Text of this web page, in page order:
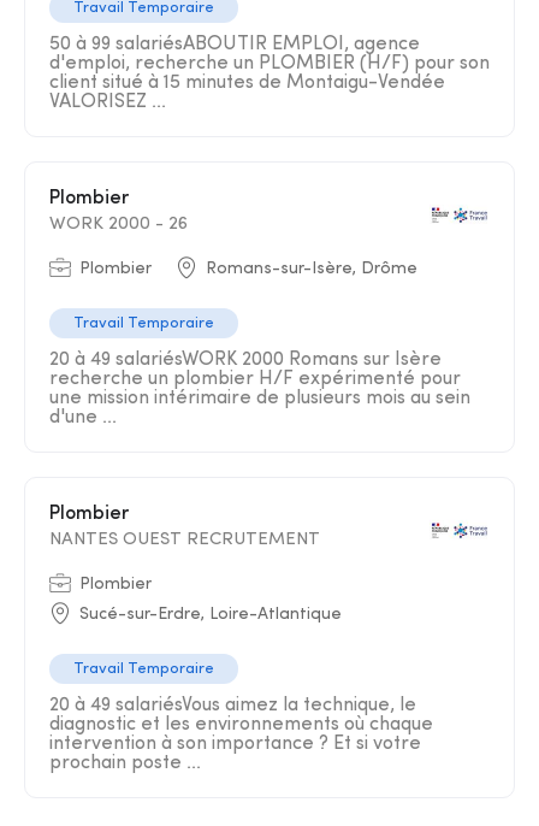
Travail Temporaire
50 à 99 salariésABOUTIR EMPLOI, agence
d'emploi, recherche un PLOMBIER (H/F) pour son
client situé à 15 minutes de Montaigu-Vendée
VALORISEZ ...
Plombier
WORK 2000 - 26
Plombier Romans-sur-Isère, Drôme
Travail Temporaire
20 à 49 salariésWORK 2000 Romans sur Isère
recherche un plombier H/F expérimenté pour
une mission intérimaire de plusieurs mois au sein
d'une ...
Plombier
NANTES OUEST RECRUTEMENT
Plombier
Sucé-sur-Erdre, Loire-Atlantique
Travail Temporaire
20 à 49 salariésVous aimez la technique, le
diagnostic et les environnements où chaque
intervention à son importance ? Et si votre
prochain poste ...